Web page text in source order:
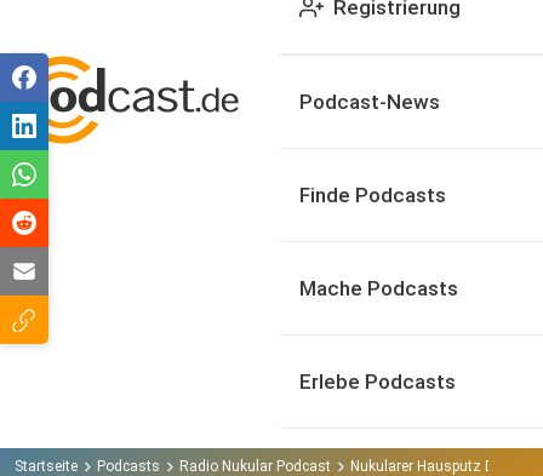
Registrierung
Podcast-News
Finde Podcasts
Mache Podcasts
Erlebe Podcasts
Startseite Podcasts Radio Nukular Podcast Nukularer Hausputz